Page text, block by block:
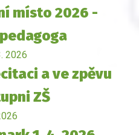
místo 2026 -
2026
a ve zpěvu
ZŠ